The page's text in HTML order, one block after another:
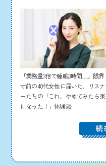
「業務量3倍で睡眠3時間…」限界
寸前の40代女性に届いた、リスナ
ーたちの「これ、やめてみたら楽
になった！」体験談